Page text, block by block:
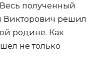
полученный
Викторович решил
родине. Как
не только